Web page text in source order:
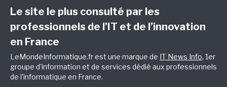
Le site le plus consulté par les
professionnels de l’IT et de l’innovation
en France
LeMondeInformatique.fr est une marque de IT News Info, 1er
groupe d'information et de services dédié aux professionnels
de l'informatique en France.